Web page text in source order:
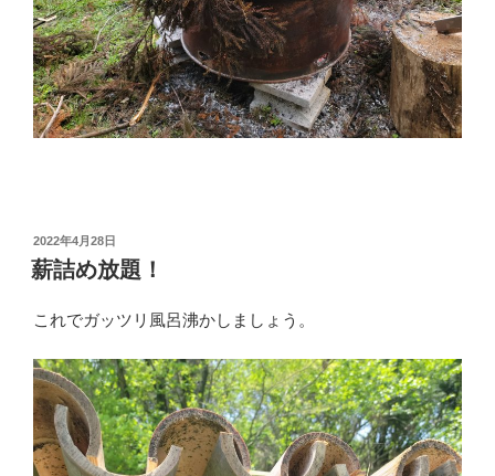
投
稿
日:
2022年4月28日
薪詰め放題！
これでガッツリ風呂沸かしましょう。